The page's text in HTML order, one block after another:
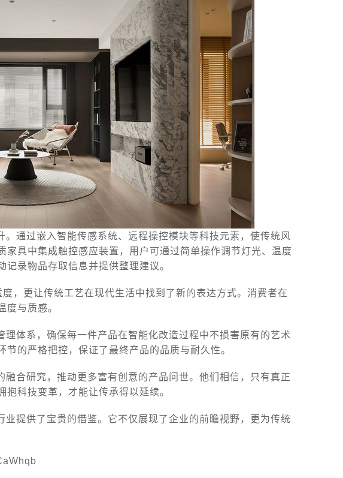
通过嵌入智能传感系统、远程操控模块等科技元素，使传统风
具中集成触控感应装置，用户可通过简单操作调节灯光、温度
录物品存取信息并提供整理建议。
，更让传统工艺在现代生活中找到了新的表达方式。消费者在
度与质感。
体系，确保每一件产品在智能化改造过程中不损害原有的艺术
的严格把控，保证了最终产品的品质与耐久性。
合研究，推动更多富有创意的产品问世。他们相信，只有真正
科技变革，才能让传承得以延续。
提供了宝贵的借鉴。它不仅展现了企业的前瞻视野，更为传统